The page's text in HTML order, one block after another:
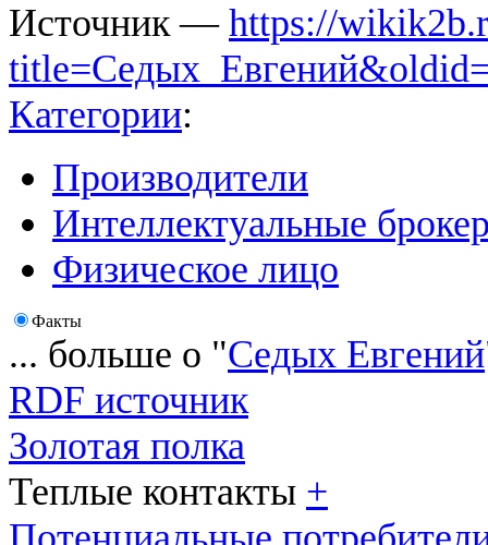
Источник — https://
Категории:
Производители
Интеллектуальные
Физическое лицо
Факты
... больше о "Седых Евгений
RDF источник
Золотая полка
Теплые контакты +